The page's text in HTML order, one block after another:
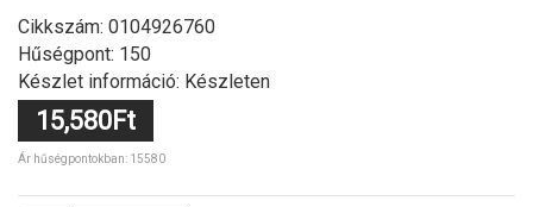
Cikkszám: 0104926760
Hűségpont: 150
Készlet információ: Készleten
15,580Ft
Ár hűségpontokban: 15580